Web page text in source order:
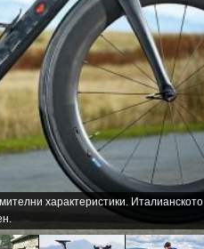
характеристики. Италианското